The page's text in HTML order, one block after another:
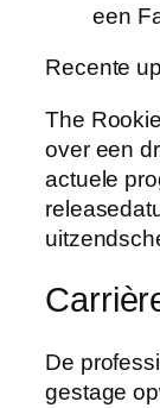
een
Recente
The
over een
actuele
De
gestage